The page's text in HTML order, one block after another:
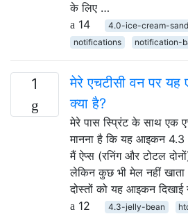
के लिए …
14
4.0-ice-cream-
notifications
notification-
1
मेरे एचटीसी वन पर
क्या है?
मेरे पास स्प्रिंट के साथ एक
मानना ​​है कि यह आइकन 4.3
मैं ऐप्स (रनिंग और टोटल
लेकिन कुछ भी मेल नहीं
दोस्तों को यह आइकन दिखाई
12
4.3-jelly-bean